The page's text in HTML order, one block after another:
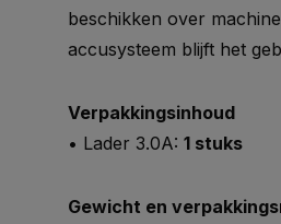
beschikken over
accusysteem blijft het
Verpakkingsinhoud
• Lader 3.0A: 1 stuks
Gewicht en